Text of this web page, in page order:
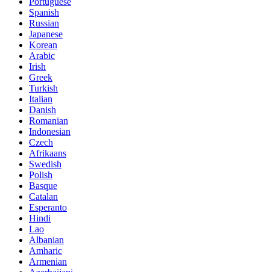
Spanish
Russian
Japanese
Korean
Arabic
Irish
Greek
Turkish
Italian
Danish
Romanian
Indonesian
Czech
Afrikaans
Swedish
Polish
Basque
Catalan
Esperanto
Hindi
Lao
Albanian
Amharic
Armenian